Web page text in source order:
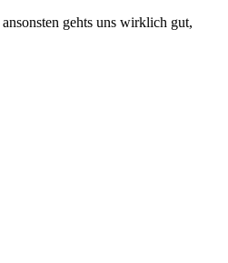
gehts uns wirklich gut,